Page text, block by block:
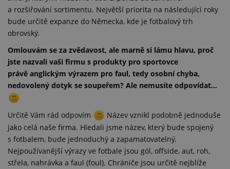
a rozšiřování sortimentu. Největší priorita na následující roky
bude určitě expanze do Německa, kde je fotbalový trh
obrovský.
Omlouvám se za zvědavost, ale marně si lámu hlavu, proč
jste nazvali vaši firmu s produkty pro sportovce
právě anglickým výrazem pro faul, tedy osobní chyba,
nedovolený dotyk se soupeřem? Ale nemusíte odpovídat…
Určitě Vám rád odpovím
Název vznikl podobně jednoduše
jako celá naše firma. Hledali jsme název, který bude spojený
s fotbalem, bude jednoduchý a zapamatovatelný.
Nejpoužívanější výrazy ve fotbale jsou gól, offside, aut, roh,
střela, nahrávka a faul (foul). Chrániče jsou určitě nejblíže